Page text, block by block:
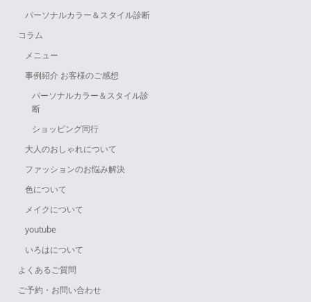
パーソナルカラー＆スタイル診断
コラム
メニュー
事例紹介 お客様のご感想
パーソナルカラー＆スタイル診
断
ショッピング同行
大人のおしゃれについて
ファッションのお悩み解決
色について
メイクについて
youtube
いろはについて
よくあるご質問
ご予約・お問い合わせ